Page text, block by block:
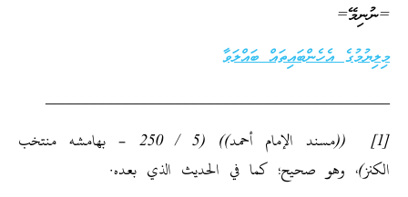
=ނުނިމޭ=
މިލިޔުމުގެ އެހެންބައިތައް ބައްލަވާ
__________________________________________
[1] ((مسند الإمام أحمد)) (5 / 250 – بهامشه منتخب
الكنز)، وهو صحيح؛ كما في الحديث الذي بعده.